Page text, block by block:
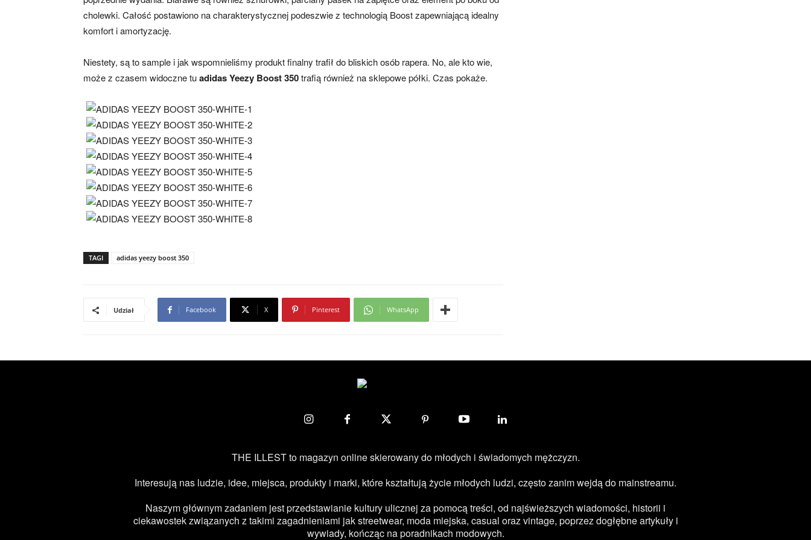
cholewki. Całość postawiono na charakterystycznej podeszwie z technologią Boost zapewniającą idealny
komfort i amortyzację.
Niestety, są to sample i jak wspomnieliśmy produkt finalny trafił do bliskich osób rapera. No, ale kto wie,
może z czasem widoczne tuadidas Yeezy Boost 350trafią również na sklepowe półki. Czas pokaże.
TAGI adidas yeezy boost 350
Udział Facebook X Pinterest WhatsApp
THE ILLEST to magazyn online skierowany do młodych i świadomych mężczyzn.
Interesują nas ludzie, idee, miejsca, produkty i marki, które kształtują życie młodych ludzi, często zanim wejdą do mainstreamu.
Naszym głównym zadaniem jest przedstawianie kultury ulicznej za pomocą treści, od najświeższych wiadomości, historii i
ciekawostek związanych z takimi zagadnieniami jak streetwear, moda miejska, casual oraz vintage, poprzez dogłębne artykuły i
wywiady, kończąc na poradnikach modowych.